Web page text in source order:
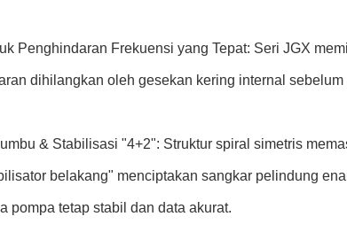
Penghindaran Frekuensi yang Tepat: Seri JGX
dihilangkan oleh gesekan kering internal
& Stabilisasi "4+2": Struktur spiral simetris
belakang" menciptakan sangkar pelindung
pompa tetap stabil dan data akurat.